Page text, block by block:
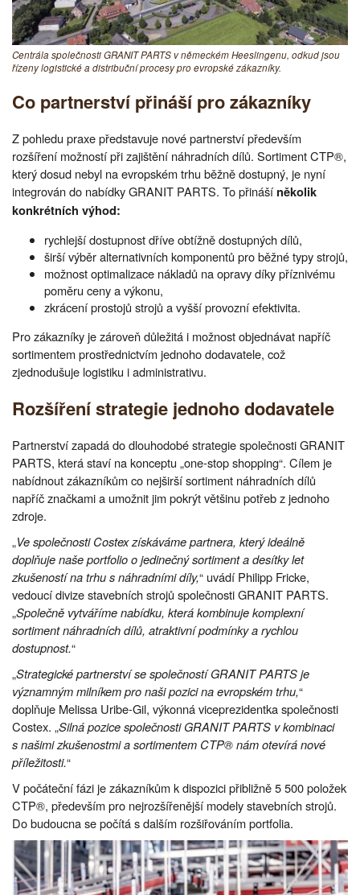
Centrála společnosti GRANIT PARTS v německém Heeslingenu, odkud jsou
řízeny logistické a distribuční procesy pro evropské zákazníky.
Co partnerství přináší pro zákazníky
Z pohledu praxe představuje nové partnerství především
rozšíření možností při zajištění náhradních dílů. Sortiment CTP®,
který dosud nebyl na evropském trhu běžně dostupný, je nyní
integrován do nabídky GRANIT PARTS. To přinášíněkolik
konkrétních výhod:
rychlejší dostupnost dříve obtížně dostupných dílů,
širší výběr alternativních komponentů pro běžné typy strojů,
možnost optimalizace nákladů na opravy díky příznivému
poměru ceny a výkonu,
zkrácení prostojů strojů a vyšší provozní efektivita.
Pro zákazníky je zároveň důležitá i možnost objednávat napříč
sortimentem prostřednictvím jednoho dodavatele, což
zjednodušuje logistiku i administrativu.
Rozšíření strategie jednoho dodavatele
Partnerství zapadá do dlouhodobé strategie společnosti GRANIT
PARTS, která staví na konceptu „one-stop shopping“. Cílem je
nabídnout zákazníkům co nejširší sortiment náhradních dílů
napříč značkami a umožnit jim pokrýt většinu potřeb z jednoho
zdroje.
„Ve společnosti Costex získáváme partnera, který ideálně
doplňuje naše portfolio o jedinečný sortiment a desítky let
zkušeností na trhu s náhradními díly,“ uvádí Philipp Fricke,
vedoucí divize stavebních strojů společnosti GRANIT PARTS.
„Společně vytváříme nabídku, která kombinuje komplexní
sortiment náhradních dílů, atraktivní podmínky a rychlou
dostupnost.“
„Strategické partnerství se společností GRANIT PARTS je
významným milníkem pro naši pozici na evropském trhu,“
doplňuje Melissa Uribe-Gil, výkonná viceprezidentka společnosti
Costex. „Silná pozice společnosti GRANIT PARTS v kombinaci
s našimi zkušenostmi a sortimentem CTP® nám otevírá nové
příležitosti.“
V počáteční fázi je zákazníkům k dispozici přibližně 5 500 položek
CTP®, především pro nejrozšířenější modely stavebních strojů.
Do budoucna se počítá s dalším rozšiřováním portfolia.